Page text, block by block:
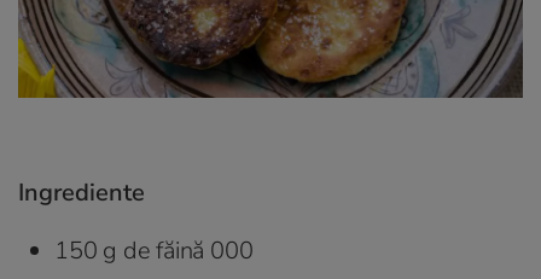
Ingrediente
150 g de făină 000